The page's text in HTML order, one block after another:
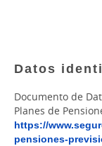
Datos
Documento de
Planes de
https://
pensiones-